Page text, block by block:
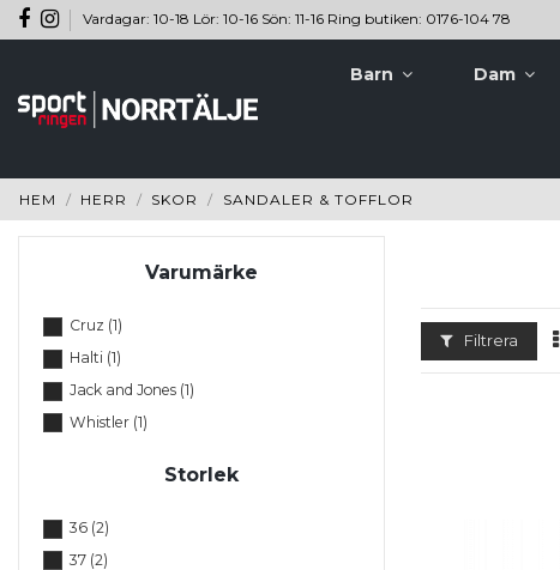
Vardagar: 10-18 Lör: 10-16 Sön: 11-16 Ring butiken: 0176-104 78
Barn Dam
HEM HERR SKOR SANDALER & TOFFLOR
Filtrera
Varumärke
Cruz (1)
Halti (1)
Jack and Jones (1)
Whistler (1)
Storlek
36 (2)
37 (2)